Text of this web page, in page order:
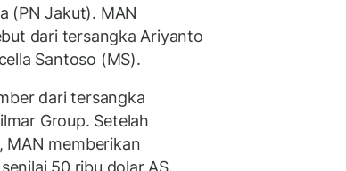
(PN Jakut). MAN
dari tersangka Ariyanto
Santoso (MS).
dari tersangka
Group. Setelah
MAN memberikan
50 ribu dolar AS.